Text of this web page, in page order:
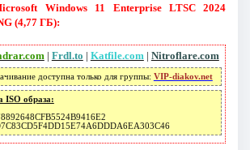
Windows 11 Enterprise LTSC 2024
(4,77 ГБ):
| Frdl.to | Katfile.com | Nitroflare.com
доступна только для группы: VIP-diakov.net
ISO образа: